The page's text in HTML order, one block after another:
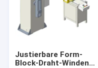
Justierbare Form-
Block-Draht-Winden-